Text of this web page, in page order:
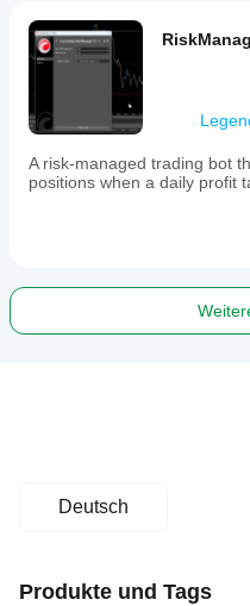
A risk-managed trading bot
positions when a daily profit
Deutsch
Produkte und Tags